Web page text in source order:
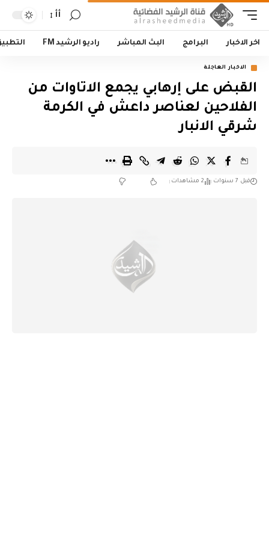
أأ
اخر الاخبار البرامج البث المباشر راديو الرشيد FM
الاخبار العاجلة
القبض على إرهابي يجمع الاتاوات من
الفلاحين لعناصر داعش في الكرمة
شرقي الانبار
قبل 7 سنوات 2 مشاهدات